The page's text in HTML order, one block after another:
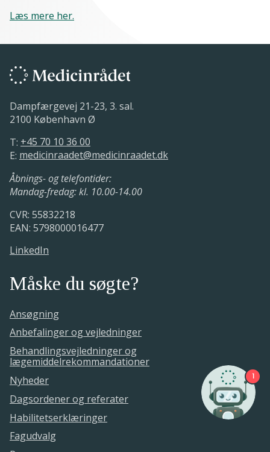
Læs mere her.
Dampfærgevej 21-23, 3. sal.
2100 København Ø
T: +45 70 10 36 00
E: medicinraadet@medicinraadet.dk
Åbnings- og telefontider:
Mandag-fredag: kl. 10.00-14.00
CVR: 55832218
EAN: 5798000016477
LinkedIn
Måske du søgte?
Ansøgning
Anbefalinger og vejledninger
Behandlingsvejledninger og
lægemiddelrekommandationer
Nyheder
Dagsordener og referater
Habilitetserklæringer
Fagudvalg
1